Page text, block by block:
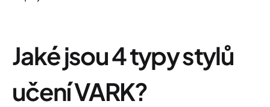
Jaké jsou 4 typy stylů
učení VARK?